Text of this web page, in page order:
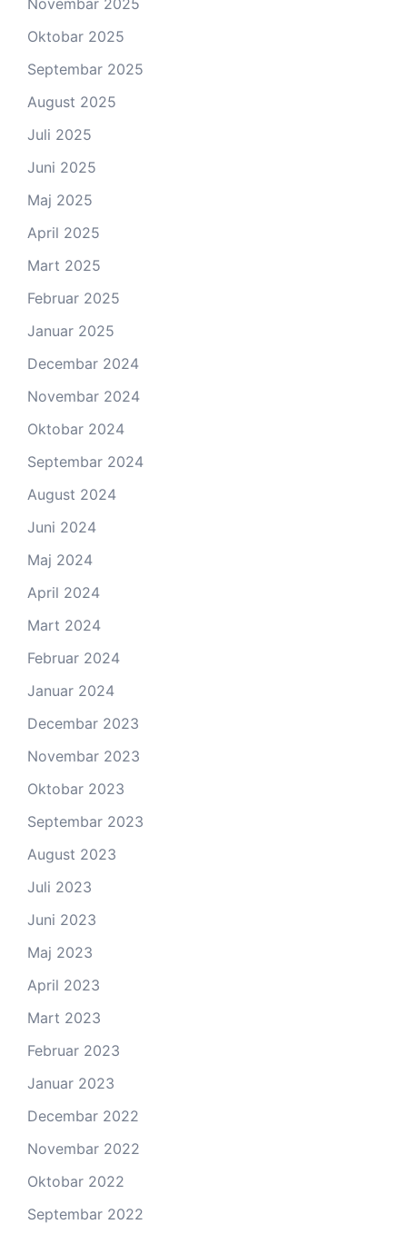
Oktobar 2025
Septembar 2025
August 2025
Juli 2025
Juni 2025
Maj 2025
April 2025
Mart 2025
Februar 2025
Januar 2025
Decembar 2024
Novembar 2024
Oktobar 2024
Septembar 2024
August 2024
Juni 2024
Maj 2024
April 2024
Mart 2024
Februar 2024
Januar 2024
Decembar 2023
Novembar 2023
Oktobar 2023
Septembar 2023
August 2023
Juli 2023
Juni 2023
Maj 2023
April 2023
Mart 2023
Februar 2023
Januar 2023
Decembar 2022
Novembar 2022
Oktobar 2022
Septembar 2022